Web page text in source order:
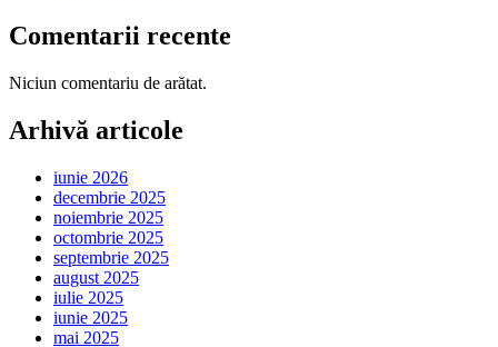
Comentarii recente
Niciun comentariu de arătat.
Arhivă articole
iunie 2026
decembrie 2025
noiembrie 2025
octombrie 2025
septembrie 2025
august 2025
iulie 2025
iunie 2025
mai 2025